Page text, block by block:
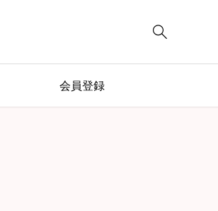

会員登録